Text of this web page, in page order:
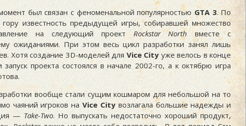
был связан с феноменальной популярностьюGTA 3. По
известность предыдущей игры, собиравшей множество
на следующий проект Rockstar Northвместе с
ожиданиями. При этом весь цикл разработки занял лишь
Хотя создание 3D-моделей дляVice Cityуже велось в конце
запуск проекта состоялся в начале 2002-го, а к октябрю игра
вообще стали сущим кошмаром для небольшой на то
чаяний игроков наVice Cityвозлагала большие надежды и
—Take-Two. Но выпускать недостаточно хороший продукт,